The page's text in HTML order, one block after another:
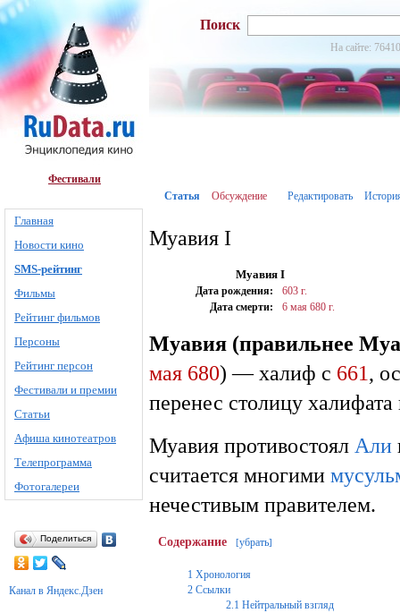
Фестивали
Главная
Новости кино
SMS-рейтинг
Фильмы
Рейтинг фильмов
Персоны
Рейтинг персон
Фестивали и премии
Статьи
Афиша кинотеатров
Телепрограмма
Фотогалереи
Поделиться
Канал в Яндекс.Дзен
Поиск
На сайте:
Статья Обсуждение Редактировать
Муавия I
Муавия I
Дата рождения:
603 г.
Дата смерти:
6 мая 680 г.
Муавия (правильнее
мая 680) — халиф c 661,
перенес столицу
Муавия противостоял Али
считается многими
нечестивым правителем.
Содержание [убрать]
1 Хронология
2 Ссылки
2.1 Нейтральный взгляд